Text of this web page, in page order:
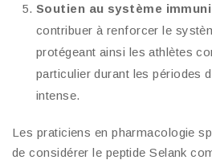
Soutien au système
contribuer à renforcer le
protégeant ainsi les athlètes
particulier durant les périodes
intense.
Les praticiens en pharmacologie
de considérer le peptide Selank